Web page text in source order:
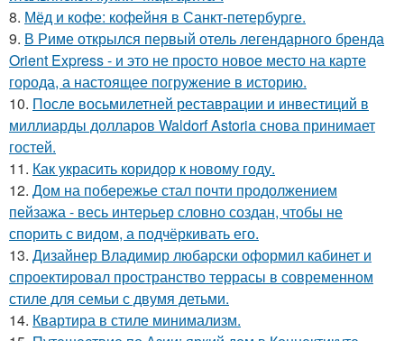
8. Мёд и кофе: кофейня в Санкт-петербурге.
9. В Риме открылся первый отель легендарного бренда
Orient Express - и это не просто новое место на карте
города, а настоящее погружение в историю.
10. После восьмилетней реставрации и инвестиций в
миллиарды долларов Waldorf Astoria снова принимает
гостей.
11. Как украсить коридор к новому году.
12. Дом на побережье стал почти продолжением
пейзажа - весь интерьер словно создан, чтобы не
спорить с видом, а подчёркивать его.
13. Дизайнер Владимир любарски оформил кабинет и
спроектировал пространство террасы в современном
стиле для семьи с двумя детьми.
14. Квартира в стиле минимализм.